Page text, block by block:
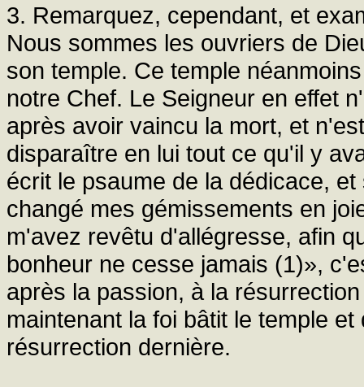
3. Remarquez, cependant, et
Nous sommes les ouvriers de
son temple. Ce temple
notre Chef. Le Seigneur en effet
après avoir vaincu la mort, et
disparaître en lui tout ce qu'il y
écrit le psaume de la dédicace,
changé mes gémissements en
m'avez revêtu d'allégresse, afin
bonheur ne cesse jamais (1)»,
après la passion, à la
maintenant la foi bâtit le temple
résurrection dernière.